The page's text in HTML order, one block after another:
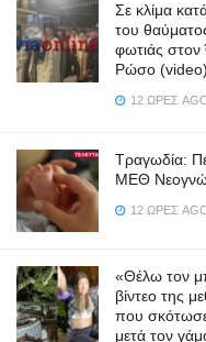
Σε κλίμα
του
φωτιάς στον
Ρώσο (video)
12 ΏΡΕΣ
Τραγωδία:
ΜΕΘ
12 ΏΡΕΣ
«Θέλω τον
βίντεο της
που
μετά τον